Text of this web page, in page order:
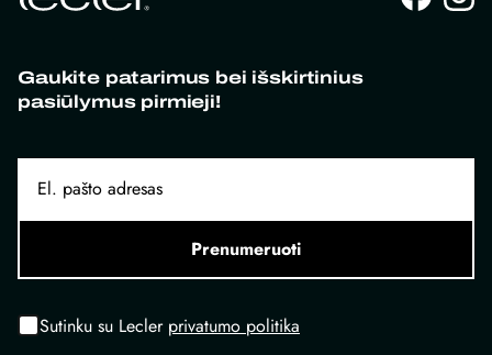
Gaukite patarimus bei išskirtinius
pasiūlymus pirmieji!
Prenumeruoti
Sutinku su Lecler privatumo politika